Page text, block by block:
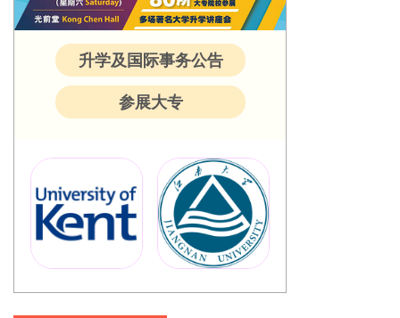
升学及国际事务公告
参展大专